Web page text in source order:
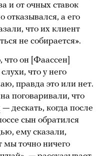
и от очных ставок
отказывался, а его
что их клиент
не собирается».
что он [Фаассен]
что у него
правда это или нет.
поговаривали, что
— дескать, когда после
сын обратился
ему сказали,
мы точно ничего